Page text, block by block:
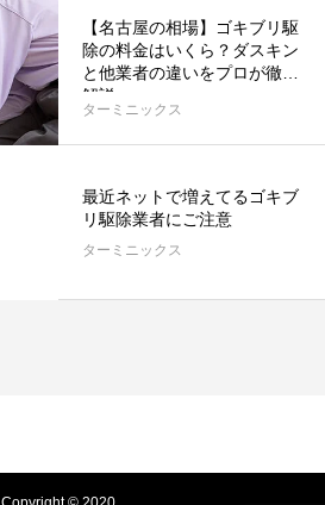
【名古屋の相場】ゴキブリ駆
除の料金はいくら？ダスキン
と他業者の違いをプロが徹底
解説
ターミニックス
最近ネットで増えてるゴキブ
リ駆除業者にご注意
ターミニックス